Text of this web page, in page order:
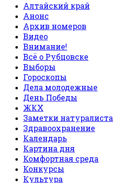
Алтайский край
Анонс
Архив номеров
Видео
Внимание!
Всё о Рубцовске
Выборы
Гороскопы
Дела молодежные
День Победы
ЖКХ
Заметки натуралиста
Здравоохранение
Календарь
Картина дня
Комфортная среда
Конкурсы
Культура